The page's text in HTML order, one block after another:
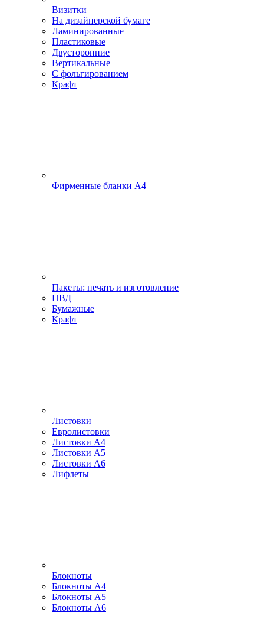
Визитки
На дизайнерской бумаге
Ламинированные
Пластиковые
Двусторонние
Вертикальные
С фольгированием
Крафт
Фирменные бланки А4
Пакеты: печать и изготовление
ПВД
Бумажные
Крафт
Листовки
Евролистовки
Листовки А4
Листовки А5
Листовки А6
Лифлеты
Блокноты
Блокноты А4
Блокноты А5
Блокноты А6